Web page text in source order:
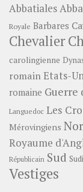
Abbatiales
Royale Barbares
Chevalier
carolingienne
romainEtats-
romaine Guerre
Languedoc Les
Mérovingiens
Royaume
Républicain Sud
Vestiges